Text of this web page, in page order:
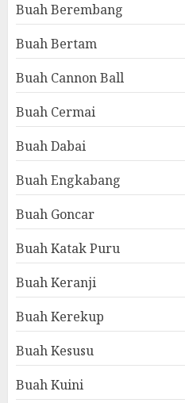
Buah Berembang
Buah Bertam
Buah Cannon Ball
Buah Cermai
Buah Dabai
Buah Engkabang
Buah Goncar
Buah Katak Puru
Buah Keranji
Buah Kerekup
Buah Kesusu
Buah Kuini